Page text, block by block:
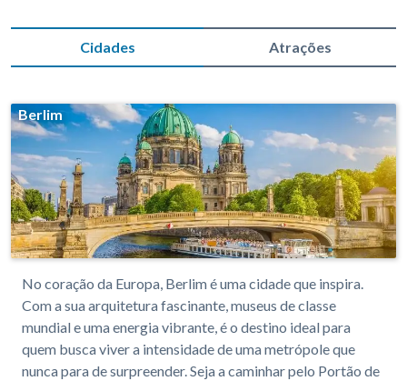
Cidades Atrações
Berlim
No coração da Europa, Berlim é uma cidade que inspira.
Com a sua arquitetura fascinante, museus de classe
mundial e uma energia vibrante, é o destino ideal para
quem busca viver a intensidade de uma metrópole que
nunca para de surpreender. Seja a caminhar pelo Portão de